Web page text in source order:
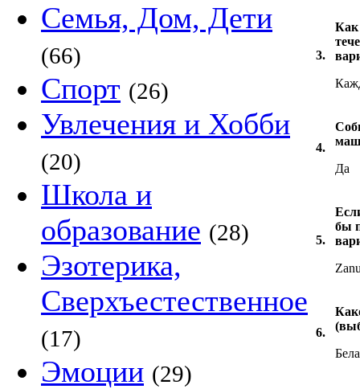
Семья, Дом, Дети
(66)
Спорт (26)
Увлечения и Хобби
(20)
Школа и
образование (28)
Эзотерика,
Сверхъестественное
(17)
Эмоции (29)
3.
Как
4.
Да
5.
бы
6.